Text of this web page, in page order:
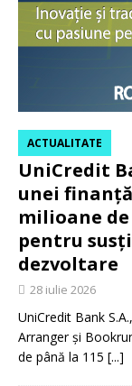
UniCredit
unei
milioane
pentru
dezvoltare
ACTUALITATE
28 iulie 2026
UniCredit Bank
Arranger și
de până la 115 [...]